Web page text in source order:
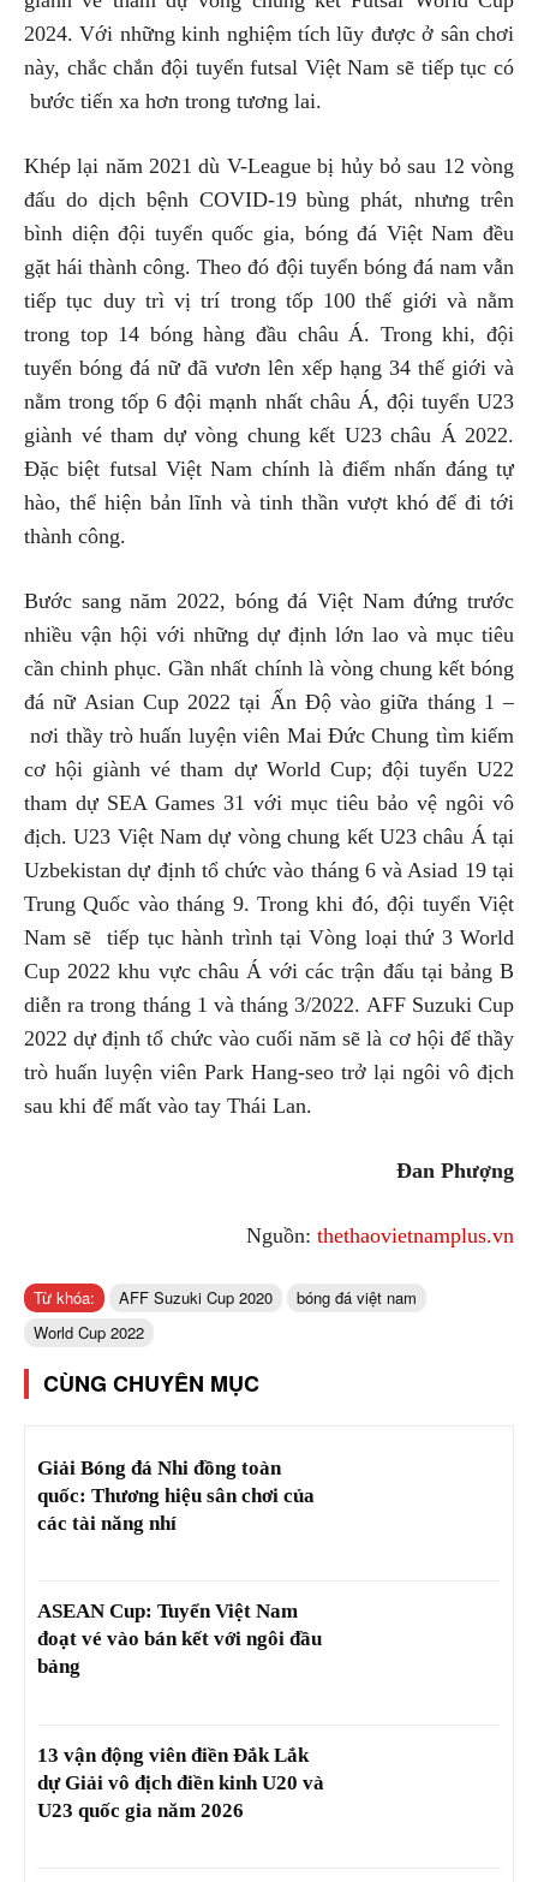
2024. Với những kinh nghiệm tích lũy được ở sân chơi
này, chắc chắn đội tuyển futsal Việt Nam sẽ tiếp tục có
bước tiến xa hơn trong tương lai.
Khép lại năm 2021 dù V-League bị hủy bỏ sau 12 vòng
đấu do dịch bệnh COVID-19 bùng phát, nhưng trên
bình diện đội tuyển quốc gia, bóng đá Việt Nam đều
gặt hái thành công. Theo đó đội tuyển bóng đá nam vẫn
tiếp tục duy trì vị trí trong tốp 100 thế giới và nằm
trong top 14 bóng hàng đầu châu Á. Trong khi, đội
tuyển bóng đá nữ đã vươn lên xếp hạng 34 thế giới và
nằm trong tốp 6 đội mạnh nhất châu Á, đội tuyển U23
giành vé tham dự vòng chung kết U23 châu Á 2022.
Đặc biệt futsal Việt Nam chính là điểm nhấn đáng tự
hào, thể hiện bản lĩnh và tinh thần vượt khó để đi tới
thành công.
Bước sang năm 2022, bóng đá Việt Nam đứng trước
nhiều vận hội với những dự định lớn lao và mục tiêu
cần chinh phục. Gần nhất chính là vòng chung kết bóng
đá nữ Asian Cup 2022 tại Ấn Độ vào giữa tháng 1 –
nơi thầy trò huấn luyện viên Mai Đức Chung tìm kiếm
cơ hội giành vé tham dự World Cup; đội tuyển U22
tham dự SEA Games 31 với mục tiêu bảo vệ ngôi vô
địch. U23 Việt Nam dự vòng chung kết U23 châu Á tại
Uzbekistan dự định tổ chức vào tháng 6 và Asiad 19 tại
Trung Quốc vào tháng 9. Trong khi đó, đội tuyển Việt
Nam sẽ tiếp tục hành trình tại Vòng loại thứ 3 World
Cup 2022 khu vực châu Á với các trận đấu tại bảng B
diễn ra trong tháng 1 và tháng 3/2022. AFF Suzuki Cup
2022 dự định tổ chức vào cuối năm sẽ là cơ hội để thầy
trò huấn luyện viên Park Hang-seo trở lại ngôi vô địch
sau khi để mất vào tay Thái Lan.
Đan Phượng
Nguồn: thethaovietnamplus.vn
Từ khóa: AFF Suzuki Cup 2020
bóng đá việt nam
World Cup 2022
CÙNG CHUYÊN MỤC
Giải Bóng đá Nhi đồng toàn
quốc: Thương hiệu sân chơi của
các tài năng nhí
ASEAN Cup: Tuyển Việt Nam
đoạt vé vào bán kết với ngôi đầu
bảng
13 vận động viên điền Đắk Lắk
dự Giải vô địch điền kinh U20 và
U23 quốc gia năm 2026